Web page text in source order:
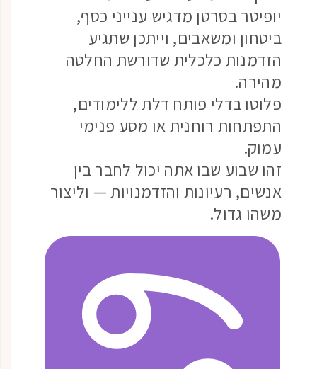
יופיטר בסרטן מדגיש ענייני כסף,
ביטחון ומשאבים, וייתכן שתגיע
הזדמנות כלכלית שדורשת החלטה
מהירה.
פלוטו בדלי פותח דלת ללימודים,
התפתחות רוחנית או מסע פנימי
עמוק.
זהו שבוע שבו אתה יכול לחבר בין
אנשים, רעיונות והזדמנויות — וליצור
משהו גדול.